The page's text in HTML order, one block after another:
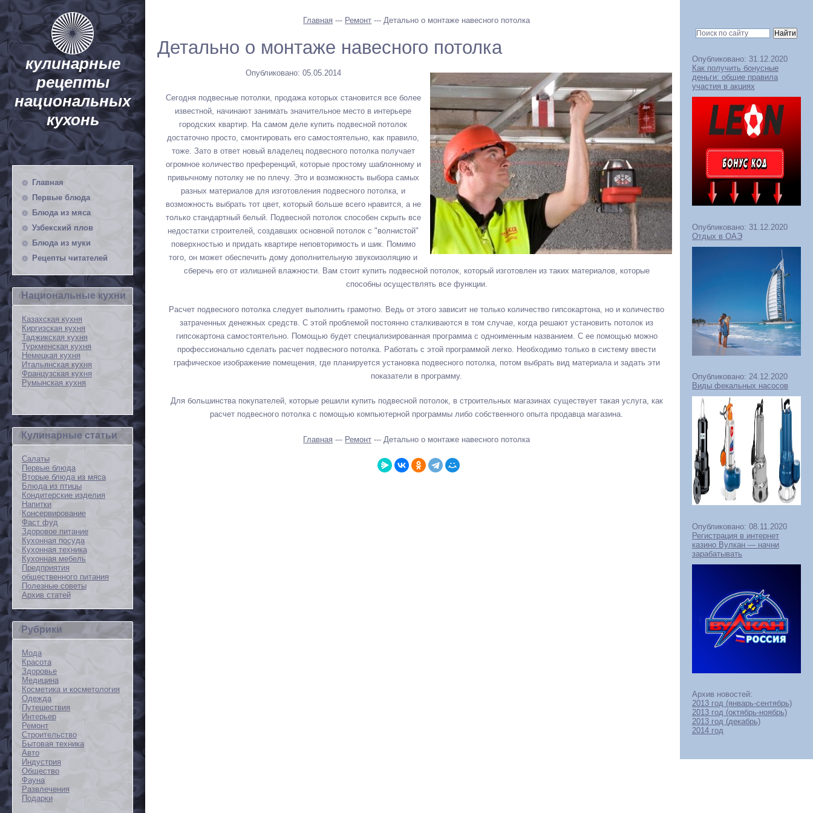
кулинарные
рецепты
национальных
кухонь
Главная
Первые блюда
Блюда из мяса
Узбекский плов
Блюда из муки
Рецепты читателей
Национальные кухни
Казахская кухня
Киргизская кухня
Таджикская кухня
Туркменская кухня
Немецкая кухня
Итальянская кухня
Французская кухня
Румынская кухня
Кулинарные статьи
Салаты
Первые блюда
Вторые блюда из мяса
Блюда из птицы
Кондитерские изделия
Напитки
Консервирование
Фаст фуд
Здоровое питание
Кухонная посуда
Кухонная техника
Кухонная мебель
Предприятия
общественного питания
Полезные советы
Архив статей
Рубрики
Мода
Красота
Здоровье
Медицина
Косметика и косметология
Одежда
Путешествия
Интерьер
Ремонт
Строительство
Бытовая техника
Авто
Индустрия
Общество
Фауна
Развлечения
Подарки
Опубликовано: 31.12.2020
Как получить бонусные
деньги: общие правила
участия в акциях
Опубликовано: 31.12.2020
Отдых в ОАЭ
Опубликовано: 24.12.2020
Виды фекальных насосов
Опубликовано: 08.11.2020
Регистрация в интернет
казино Вулкан — начни
зарабатывать
Архив новостей:
2013 год (январь-сентябрь)
2013 год (октябрь-ноябрь)
2013 год (декабрь)
2014 год
Главная --- Ремонт --- Детально о монтаже навесного потолка
Детально о монтаже навесного потолка
Опубликовано: 05.05.2014
Сегодня подвесные потолки, продажа которых становится все более
известной, начинают занимать значительное место в интерьере
городских квартир. На самом деле купить подвесной потолок
достаточно просто, смонтировать его самостоятельно, как правило,
тоже. Зато в ответ новый владелец подвесного потолка получает
огромное количество преференций, которые простому шаблонному и
привычному потолку не по плечу. Это и возможность выбора самых
разных материалов для изготовления подвесного потолка, и
возможность выбрать тот цвет, который больше всего нравится, а не
только стандартный белый. Подвесной потолок способен скрыть все
недостатки строителей, создавших основной потолок с "волнистой"
поверхностью и придать квартире неповторимость и шик. Помимо
того, он может обеспечить дому дополнительную звукоизоляцию и
сберечь его от излишней влажности. Вам стоит купить подвесной потолок, который изготовлен из таких материалов, которые
способны осуществлять все функции.
Расчет подвесного потолка следует выполнить грамотно. Ведь от этого зависит не только количество гипсокартона, но и количество
затраченных денежных средств. С этой проблемой постоянно сталкиваются в том случае, когда решают установить потолок из
гипсокартона самостоятельно. Помощью будет специализированная программа с одноименным названием. С ее помощью можно
профессионально сделать расчет подвесного потолка. Работать с этой программой легко. Необходимо только в систему ввести
графическое изображение помещения, где планируется установка подвесного потолка, потом выбрать вид материала и задать эти
показатели в программу.
Для большинства покупателей, которые решили купить подвесной потолок, в строительных магазинах существует такая услуга, как
расчет подвесного потолка с помощью компьютерной программы либо собственного опыта продавца магазина.
Главная --- Ремонт --- Детально о монтаже навесного потолка